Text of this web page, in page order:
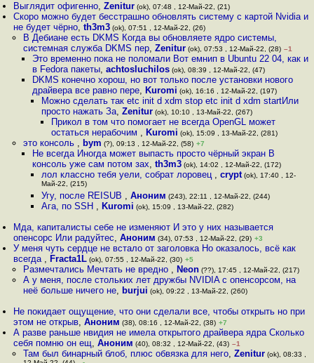
Выглядит офигенно,Zenitur (ok), 07:48 , 12-Май-22, (21)
Скоро можно будет бесстрашно обновлять систему с картой Nvidia и
не будет чёрно,th3m3 (ok), 07:51 , 12-Май-22, (26)
В Дебиане есть DKMS Когда вы обновляете ядро системы,
системная служба DKMS пер, Zenitur(ok), 07:53 , 12-Май-22, (28) –1
Это временно пока не поломали Вот емнип в Ubuntu 22 04, как и
в Fedora пакеты, achtosluchilos(ok), 08:39 , 12-Май-22, (47)
DKMS конечно хорош, но вот только после установки нового
драйвера все равно пере, Kuromi (ok), 16:16 , 12-Май-22, (197)
Можно сделать так etc init d xdm stop etc init d xdm startИли
просто нажать За,Zenitur (ok), 10:10 , 13-Май-22, (267)
Прикол в том что помогает не всегда OpenGL может
остаться нерабочим , Kuromi (ok), 15:09 , 13-Май-22, (281)
это консоль , bym (?), 09:13 , 12-Май-22, (58) +7
Не всегда Иногда может выпасть просто чёрный экран В
консоль уже сам потом зах, th3m3(ok), 14:02 , 12-Май-22, (172)
лол классно тебя уели, собрат лоровец ,crypt (ok), 17:40 , 12-
Май-22, (215)
Угу, после REISUB ,Аноним (243), 22:11 , 12-Май-22, (244)
Ага, по SSH , Kuromi (ok), 15:09 , 13-Май-22, (282)
Мда, капиталисты себе не изменяют И это у них называется
опенсорс Или радуйтес,Аноним (34), 07:53 , 12-Май-22, (29) +3
У меня чуть сердце не встало от заголовка Но оказалось, всё как
всегда , Fracta1L (ok), 07:55 , 12-Май-22, (30) +5
Размечтались Мечтать не вредно , Neon(??), 17:45 , 12-Май-22, (217)
А у меня, после стольких лет дружбы NVIDIA с опенсорсом, на
неё больше ничего не, burjui (ok), 09:22 , 13-Май-22, (260)
Не покидает ощущение, что они сделали все, чтобы открыть но при
этом не открыв,Аноним (38), 08:16 , 12-Май-22, (38) +7
А разве раньше нвидия не имела открытого драйвера ядра Сколько
себя помню он ещ,Аноним (40), 08:32 , 12-Май-22, (43) –1
Там был бинарный блоб, плюс обвязка для него, Zenitur(ok), 08:33 ,